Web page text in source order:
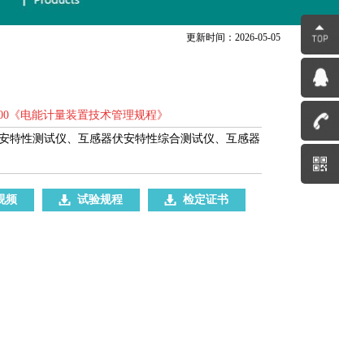
更新时间：2026-05-05
《电能计量装置技术管理规程》
特性测试仪、互感器伏安特性综合测试仪、互感器
频 试验规程 检定证书